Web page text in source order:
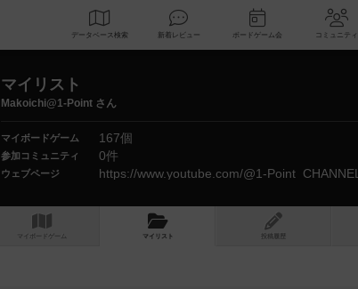
データベース 検索 新着レビュー ボードゲーム会
マイリスト
Makoichi@1-Point さん
マイボードゲーム 167個
参加コミュニティ 0件
ウェブページ https://www.youtube.com/@1-Point_CHANNEL
マイボードゲーム マイリスト 投稿履歴